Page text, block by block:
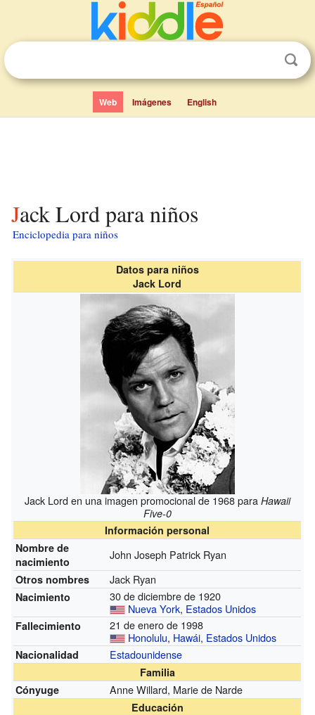
Web Imágenes English
Jack Lord para niños
Enciclopedia para niños
Datos para niños
Jack Lord
Jack Lord en una imagen promocional de 1968 para Hawaii
Five-0
Información personal
Nombre de
nacimiento
John Joseph Patrick Ryan
Otros nombres Jack Ryan
Nacimiento
30 de diciembre de 1920
Nueva York, Estados Unidos
Fallecimiento
21 de enero de 1998
Honolulu, Hawái, Estados Unidos
Nacionalidad Estadounidense
Familia
Cónyuge
Anne Willard, Marie de Narde
Educación